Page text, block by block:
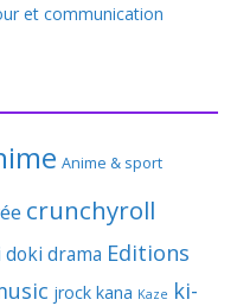
et communication
Anime & sport
crunchyroll
doki drama Editions
jrock kana Kaze ki-